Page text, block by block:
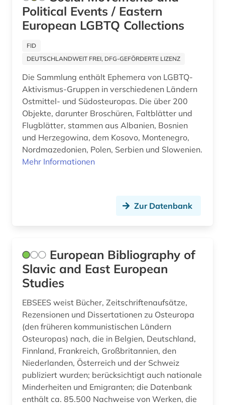
pfarre (1)
plastik (1)
rechtschreibung (1)
religion (1)
rheinland-pfalz (1)
russland (1)
serbien (1)
slawische sprachen (1)
slowenien (10)
slowenisch (4)
sowjetunion (1)
sprache (2)
stellwerk (1)
Oesterreich (7)
Osmanisches Reich (1)
Polen (18)
Portugal (1)
Rheinland-Pfalz (1)
Rumänien (15)
Serbien (16)
Suedosteuropa (15)
Tschechische Republik (19)
Ukraine (14)
Ungarn (14)
Zypern (1)
Political Events / Eastern
European LGBTQ Collections
FID
DEUTSCHLANDWEIT FREI, DFG-GEFÖRDERTE LIZENZ
Die Sammlung enthält Ephemera von LGBTQ-
Aktivismus-Gruppen in verschiedenen Ländern
Ostmittel- und Südosteuropas. Die über 200
Objekte, darunter Broschüren, Faltblätter und
Flugblätter, stammen aus Albanien, Bosnien
und Herzegowina, dem Kosovo, Montenegro,
Nordmazedonien, Polen, Serbien und Slowenien.
Mehr Informationen
Zur Datenbank
European Bibliography of
Slavic and East European
Studies
EBSEES weist Bücher, Zeitschriftenaufsätze,
Rezensionen und Dissertationen zu Osteuropa
(den früheren kommunistischen Ländern
Osteuropas) nach, die in Belgien, Deutschland,
Finnland, Frankreich, Großbritannien, den
Niederlanden, Österreich und der Schweiz
publiziert wurden; berücksichtigt auch nationale
Minderheiten und Emigranten; die Datenbank
enthält ca. 85.500 Nachweise von Werken, die